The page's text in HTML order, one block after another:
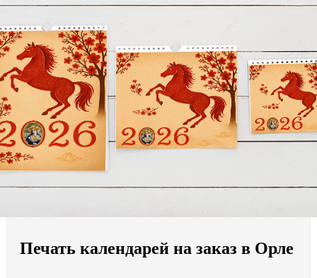
Ваш регион доставки
Выберите из списка:
Мы доставляем по всему миру
Печать календарей на заказ в Орле